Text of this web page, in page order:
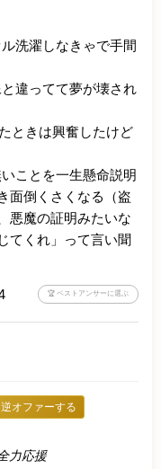
洗濯しなきゃで手間
違ってて夢が壊され
ときは興奮したけど
ことを一生懸命説明
面倒くさくなる（盗
悪魔の証明みたいな
てくれ」って言い聞
🏆 ベストアンサーに選ぶ
オファーする
力応援